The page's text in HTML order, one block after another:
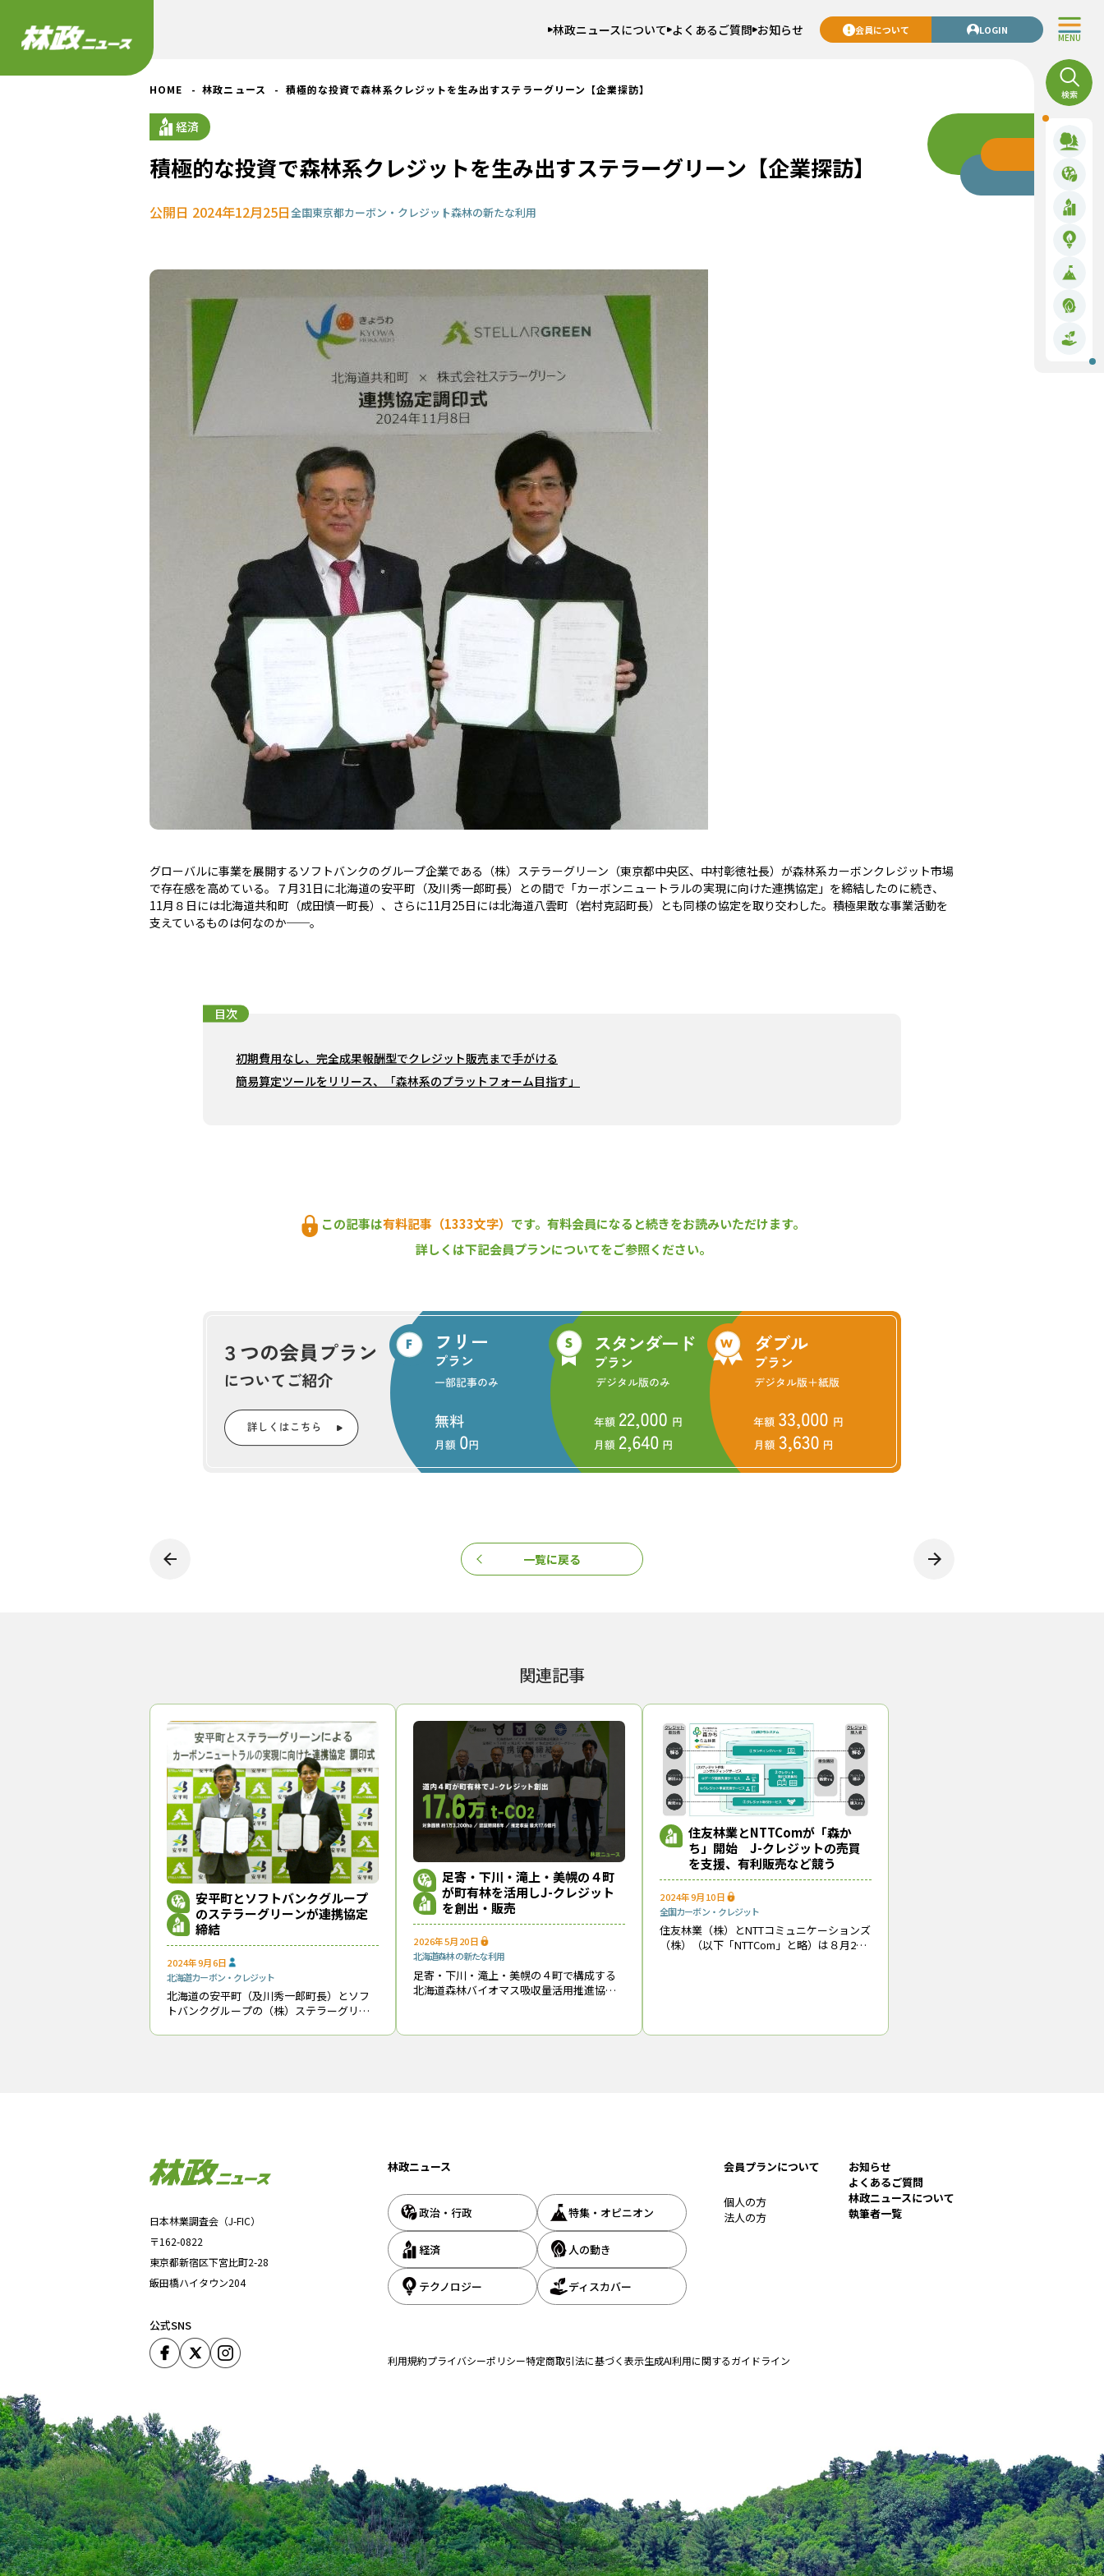
MENU
林政ニュースについて よくあるご質問 お知らせ 会員について LOGIN
HOME 林政ニュース 積極的な投資で森林系クレジットを生み出すステラーグリーン【企業探訪】
経済
積極的な投資で森林系クレジットを生み出すステラーグリーン【企業探訪】
公開日 2024年12月25日全国東京都カーボン・クレジット森林の新たな利用
グローバルに事業を展開するソフトバンクのグループ企業である（株）ステラーグリーン（東京都中央区、中村彰徳社長）が森林系カーボンクレジット市場
で存在感を高めている。７月31日に北海道の安平町（及川秀一郎町長）との間で「カーボンニュートラルの実現に向けた連携協定」を締結したのに続き、
11月８日には北海道共和町（成田慎一町長）、さらに11月25日には北海道八雲町（岩村克詔町長）とも同様の協定を取り交わした。積極果敢な事業活動を
支えているものは何なのか──。
目次
初期費用なし、完全成果報酬型でクレジット販売まで手がける
簡易算定ツールをリリース、「森林系のプラットフォーム目指す」
ステラーグリーンが北海道内の３町と結んだ協定の内容は、森林の二酸化炭素（CO2）吸収量を国の認めるJ-クレジットにして企業等
に販売し、脱炭素社会の実現や地域振興につなげるというもの。同様の取り組みは全国各地でみられるが、同社のウリは完全成果報酬
CO2吸収量をクレジット化でき、販売収入も得られる。ここまで踏み込んだサービスを行っている企業は、全国でも数えるほどしかな
簡易算定ツールをリリース、「森林系のプラットフォーム目指す」
完全成果報酬型でクレジットの創出・販売を行って採算はとれるのか──この点をステラーグリーンの中村社長に問うと、「市場を創
造し地域の発展につなげる。そのための投資は惜しまないですし、しっかりと収益を出す自信もある」との答えが返ってきた。
ソフトバンクグループは新たな需要を生み出すために先手を打って積極投資をする姿勢で発展してきた。同社は、同グループで行政向
けサービスなどを展開するSBプレイヤーズ（株）（東京都中央区）の100％子会社として５月９日に発足した。SBプレイヤーズの子会
社には、競輪・競馬サイトを運営するオッズ・パーク（株）やふるさと納税のポータルサイトを手がける（株）さとふるなどがある。
売買の透明性を高め、事業拡大に弾みをつける方針だ。
中村彰徳・ステラーグリーン社長、趣味はバードウォッチング
中村社長は、早稲田大学を卒業後、ホテル事業の経営やゴルフ場の再生を経験し、昨年（2023年）SBプレイヤーズに入社し、同社の社
ータの活用などでクレジットの創出コストは引き下げられる」とも口にする。今後に向けては、「弊社のサービスを全国展開し、森林
系カーボンクレジットの『さとふる』のようなプラットフォームをつくりたい」との展望を描いている。
安平町
『林政ニュース』編集部
おかげさまで、1994年の創刊から32年目に入りました！ これからも皆様の手となり足となり、最新の
この記事は有料記事（1333文字） です。 有料会員になると続きをお読みいただけます。
詳しくは下記会員プランについてをご参照ください。
一覧に戻る
関連記事
安平町とソフトバンクグループ
のステラーグリーンが連携協定
締結
2024年9月6日
北海道カーボン・クレジット
北海道の安平町（及川秀一郎町長）とソフ
トバンクグループの（株）ステラーグリー
月31日にカーボンニュートラルの実現に向
足寄・下川・滝上・美幌の４町
が町有林を活用しJ-クレジット
を創出・販売
2026年5月20日
北海道森林の新たな利用
足寄・下川・滝上・美幌の４町で構成する
北海道森林バイオマス吸収量活用推進協議
徳・代表取締役社長兼CEO）は、「持続可
住友林業とNTTComが「森か
ち」開始 J-クレジットの売買
を支援、有利販売など競う
2024年9月10日
全国カーボン・クレジット
住友林業（株）とNTTコミュニケーションズ
（株）（以下「NTTCom」と略）は８月27
日本林業調査会（J-FIC）
〒162-0822
東京都新宿区下宮比町2-28
飯田橋ハイタウン204
公式SNS
林政ニュース
政治・行政 特集・オピニオン
経済 人の動き
テクノロジー ディスカバー
会員プランについて
個人の方
法人の方
お知らせ
よくあるご質問
林政ニュースについて
執筆者一覧
利用規約プライバシーポリシー特定商取引法に基づく表示生成AI利用に関するガイドライン